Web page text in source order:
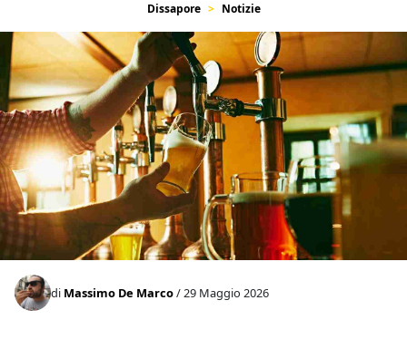
Dissapore Notizie
di Massimo De Marco/ 29 Maggio 2026